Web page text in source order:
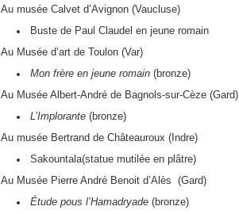
Au musée Calvet d’Avignon (Vaucluse)
Buste de Paul Claudel en jeune romain
Au Musée d’art de Toulon (Var)
Mon frère en jeune romain(bronze)
Au Musée Albert-André de Bagnols-sur-Cèze (Gard)
L’Implorante(bronze)
Au musée Bertrand de Châteauroux (Indre)
Sakountala(statue mutilée en plâtre)
Au Musée Pierre André Benoit d’Alès (Gard)
Étude pous l’Hamadryade(bronze)